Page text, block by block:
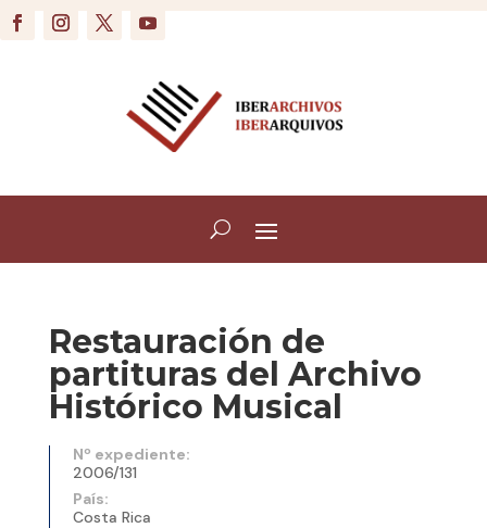
Restauración de
partituras del Archivo
Histórico Musical
Nº expediente:
2006/131
País:
Costa Rica